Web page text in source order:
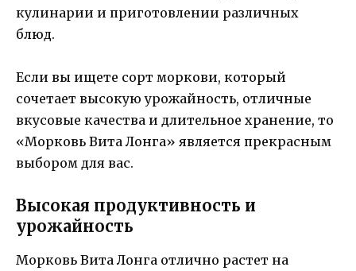
кулинарии и приготовлении различных
блюд.
Если вы ищете сорт моркови, который
сочетает высокую урожайность, отличные
вкусовые качества и длительное хранение, то
«Морковь Вита Лонга» является прекрасным
выбором для вас.
Высокая продуктивность и
урожайность
Морковь Вита Лонга отлично растет на